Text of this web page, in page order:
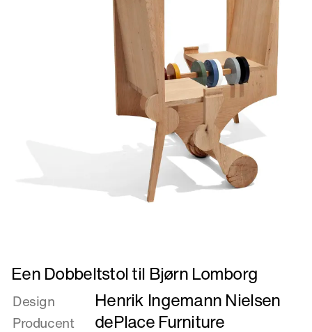
Læs
mere
om
Een
Een Dobbeltstol til Bjørn Lomborg
Design Henrik Ingemann Nielsen
Producent dePlace Furniture